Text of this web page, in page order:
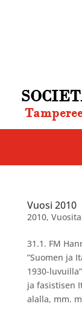
Vuosi 2010
2010,
31.1. FM
”Suomen ja
1930-
ja fasistisen
alalla, mm.